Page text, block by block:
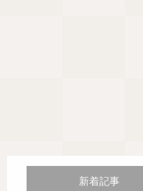
新着記事